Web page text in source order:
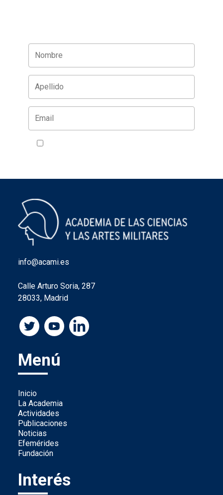
info@acami.es
Calle Arturo Soria, 287
28033, Madrid
Menú
Inicio
La Academia
Actividades
Publicaciones
Noticias
Efemérides
Fundación
Interés